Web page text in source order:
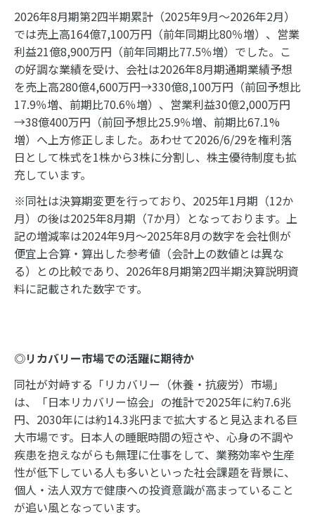
2026年8月期第2四半期累計（2025年9月～2026年2月）
では売上高164億7,100万円（前年同期比80％増）、営業
利益21億8,900万円（前年同期比77.5％増）でした。こ
の好調な業績を受け、会社は2026年8月期通期業績予想
を売上高280億4,600万円→330億8,100万円（前回予想比
17.9％増、前期比70.6％増）、営業利益30億2,000万円
→38億400万円（前回予想比25.9％増、前期比67.1%
増）へ上方修正しました。あわせて2026/6/29を権利落
日として株式を1株から3株に分割し、株主優待制度も拡
充しています。
※同社は決算期変更を行っており、2025年1月期（12か
月）の後は2025年8月期（7か月）となっております。上
記の増減率は2024年9月～2025年8月の数字を会社側が
便宜上合算・算出した参考値（会計上の数値とは異な
る）との比較であり、2026年8月期第2四半期決算説明資
料に記載された数字です。
◎リカバリー市場での活躍に期待か
同社が対峙する「リカバリー（休養・抗疲労）市場」
は、「日本リカバリー協会」の推計で2025年に約7.6兆
円、2030年には約14.3兆円まで拡大すると見込まれる巨
大市場です。日本人の睡眠時間の短さや、心身の不調や
疾患を抱えながらも無理に仕事をして、業務効率や生産
性が低下している人も多いといった社会課題を背景に、
個人・法人双方で健康への投資意識が高まっていること
が追い風となっています。